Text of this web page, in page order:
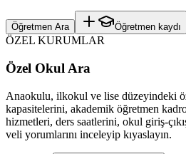
Öğretmen Ara Öğretmen kaydı
ÖZEL KURUMLAR
Özel Okul Ara
Anaokulu, ilkokul ve lise düzeyindeki
kapasitelerini, akademik öğretmen
hizmetleri, ders saatlerini, okul giriş-
veli yorumlarını inceleyip kıyaslayın.